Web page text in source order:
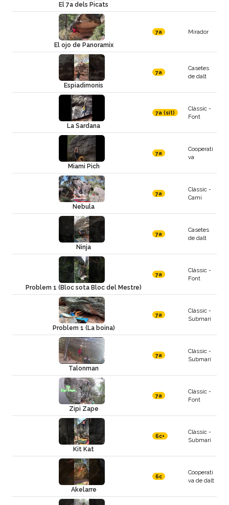
El 7a dels Picats
El ojo de Panoramix
7a Mirador
Espiadimonis
7a
Casetes
de dalt
La Sardana
7a (sit)
Clàssic -
Font
Miami Pich
7a
Cooperati
va
Nebula
7a
Clàssic -
Camí
Ninja
7a
Casetes
de dalt
Problem 1 (Bloc sota Bloc del Mestre)
7a
Clàssic -
Font
Problem 1 (La boina)
7a
Clàssic -
Submarí
Talonman
7a
Clàssic -
Submarí
Zipi Zape
7a
Clàssic -
Font
Kit Kat
6c+
Clàssic -
Submarí
Akelarre
6c
Cooperati
va de dalt